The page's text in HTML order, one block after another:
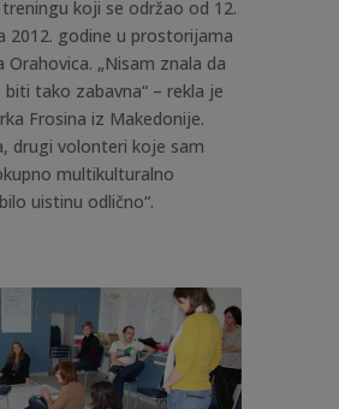
koji se održao od 12.
2012. godine u prostorijama
Orahovica. „Nisam znala da
biti tako zabavna“ – rekla je
Frosina iz Makedonije.
drugi volonteri koje sam
multikulturalno
uistinu odlično“.